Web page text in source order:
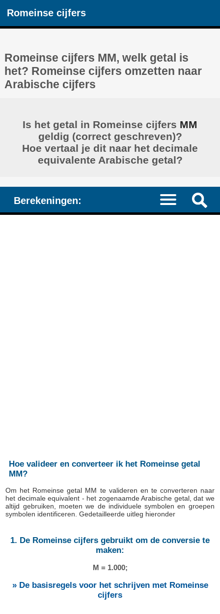
Romeinse cijfers
Romeinse cijfers MM, welk getal is
het? Romeinse cijfers omzetten naar
Arabische cijfers
Is het getal in Romeinse cijfers MM
geldig (correct geschreven)?
Hoe vertaal je dit naar het decimale
equivalente Arabische getal?
Berekeningen:
Hoe valideer en converteer ik het Romeinse getal
MM?
Om het Romeinse getal MM te valideren en te converteren naar
het decimale equivalent - het zogenaamde Arabische getal, dat we
altijd gebruiken, moeten we de individuele symbolen en groepen
symbolen identificeren. Gedetailleerde uitleg hieronder
1. De Romeinse cijfers gebruikt om de conversie te
maken:
M = 1.000;
» De basisregels voor het schrijven met Romeinse
cijfers